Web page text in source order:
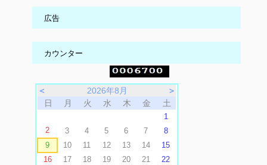
広告
カウンター
＜ 2026年8月
＞
日
月 火 水 木 金 土
1
2
3 4 5 6 7
8
9
10 11 12 13 14
15
16
17 18 19 20 21
22